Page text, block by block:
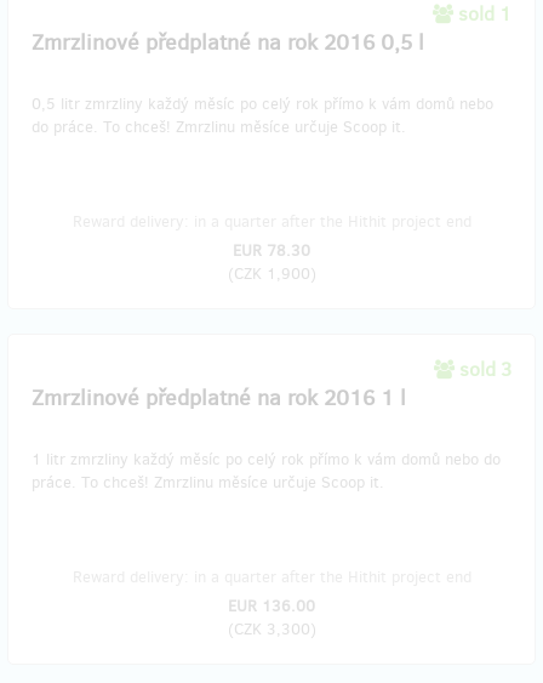
sold 1
Zmrzlinové předplatné na rok 2016 0,5 l
0,5 litr zmrzliny každý měsíc po celý rok přímo k vám domů nebo
do práce. To chceš! Zmrzlinu měsíce určuje Scoop it.
EUR 78.30
(CZK 1,900)
sold 3
Zmrzlinové předplatné na rok 2016 1 l
1 litr zmrzliny každý měsíc po celý rok přímo k vám domů nebo do
práce. To chceš! Zmrzlinu měsíce určuje Scoop it.
EUR 136.00
(CZK 3,300)